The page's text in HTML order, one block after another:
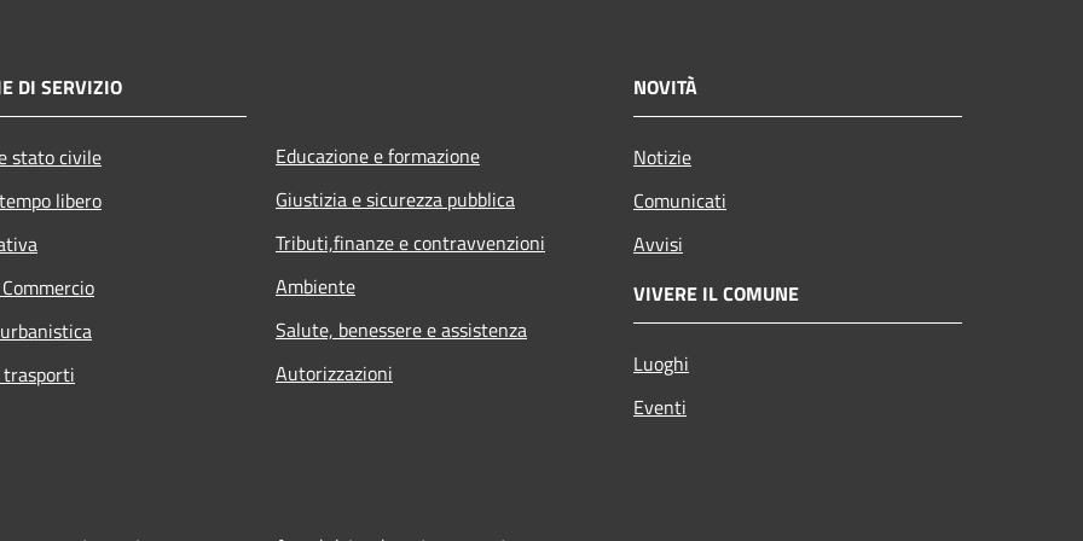
DI SERVIZIO
stato civile
libero
Educazione e formazione
Giustizia e sicurezza pubblica
Tributi,finanze e contravvenzioni
Ambiente
Salute, benessere e assistenza
Autorizzazioni
NOVITÀ
Notizie
Comunicati
Avvisi
VIVERE IL COMUNE
Luoghi
Eventi